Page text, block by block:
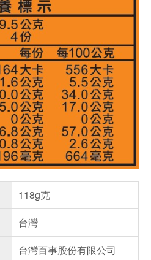
118g克
台灣
台灣百事股份有限公司